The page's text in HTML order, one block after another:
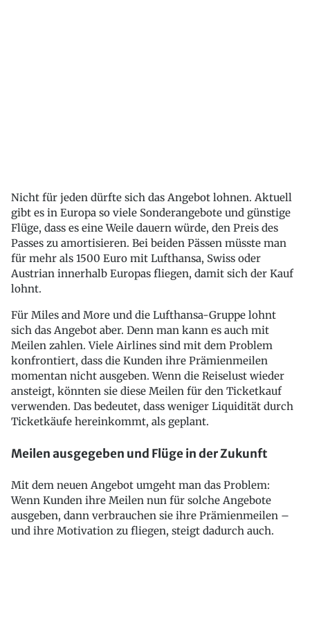
Nicht für jeden dürfte sich das Angebot lohnen. Aktuell
gibt es in Europa so viele Sonderangebote und günstige
Flüge, dass es eine Weile dauern würde, den Preis des
Passes zu amortisieren. Bei beiden Pässen müsste man
für mehr als 1500 Euro mit Lufthansa, Swiss oder
Austrian innerhalb Europas fliegen, damit sich der Kauf
lohnt.
Für Miles and More und die Lufthansa-Gruppe lohnt
sich das Angebot aber. Denn man kann es auch mit
Meilen zahlen. Viele Airlines sind mit dem Problem
konfrontiert, dass die Kunden ihre Prämienmeilen
momentan nicht ausgeben. Wenn die Reiselust wieder
ansteigt, könnten sie diese Meilen für den Ticketkauf
verwenden. Das bedeutet, dass weniger Liquidität durch
Ticketkäufe hereinkommt, als geplant.
Meilen ausgegeben und Flüge in der Zukunft
Mit dem neuen Angebot umgeht man das Problem:
Wenn Kunden ihre Meilen nun für solche Angebote
ausgeben, dann verbrauchen sie ihre Prämienmeilen –
und ihre Motivation zu fliegen, steigt dadurch auch.